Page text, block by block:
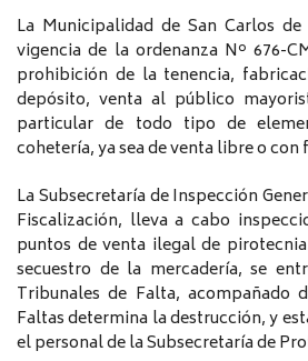
La Municipalidad de San Carlos
vigencia de la ordenanza Nº 676-
prohibición de la tenencia,
depósito, venta al público
particular de todo tipo de
cohetería, ya sea de venta libre o
La Subsecretaría de Inspección
Fiscalización, lleva a cabo
puntos de venta ilegal de
secuestro de la mercadería, se
Tribunales de Falta, acompañado
Faltas determina la destrucción, y
el personal de la Subsecretaría de